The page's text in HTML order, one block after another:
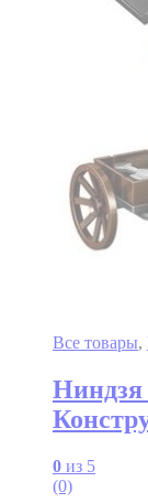
Все товары,
Ниндзя
0 из 5
(0)